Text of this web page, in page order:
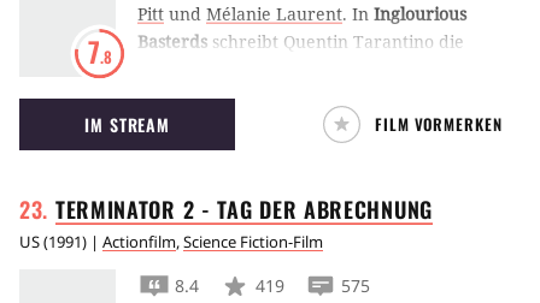
7.8
Pitt und Mélanie Laurent. In Inglourious
Basterds schreibt Quentin Tarantino die
lässt jüdische Soldaten und Résistance-
Mitglieder gegen Hitler und Christoph Waltz
kämpfen.
IM STREAM FILM VORMERKEN
TERMINATOR 2 - TAG DER ABRECHNUNG
US(1991) | Actionfilm,Science Fiction-Film
8.4 419
575